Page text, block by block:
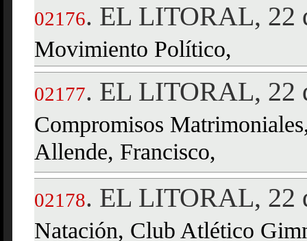
02176. EL LITORAL, 22
Movimiento Político,
02177. EL LITORAL, 22
Compromisos
Allende, Francisco,
02178. EL LITORAL, 22
Natación, Club Atlético